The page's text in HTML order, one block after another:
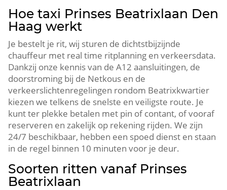
Hoe taxi Prinses Beatrixlaan Den
Haag werkt
Je bestelt je rit, wij sturen de dichtstbijzijnde
chauffeur met real time ritplanning en verkeersdata.
Dankzij onze kennis van de A12 aansluitingen, de
doorstroming bij de Netkous en de
verkeerslichtenregelingen rondom Beatrixkwartier
kiezen we telkens de snelste en veiligste route. Je
kunt ter plekke betalen met pin of contant, of vooraf
reserveren en zakelijk op rekening rijden. We zijn
24/7 beschikbaar, hebben een spoed dienst en staan
in de regel binnen 10 minuten voor je deur.
Soorten ritten vanaf Prinses
Beatrixlaan